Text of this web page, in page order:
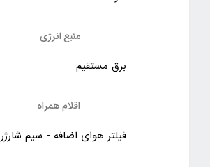
منبع انرژی
برق مستقیم
اقلام همراه
فیلتر هوای اضافه - سیم شارژر